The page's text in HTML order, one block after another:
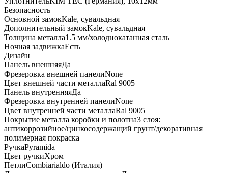
Безопасность
Основной замокKale, сувальдная
Дополнительный замокKale, сувальдная
Толщина металла1.5 мм/холоднокатанная сталь
Ночная задвижкаЕсть
Дизайн
Панель внешняяДа
Фрезеровка внешней панелиNone
Цвет внешней части металлаRal 9005
Панель внутренняяДа
Фрезеровка внутренней панелиNone
Цвет внутренней части металлаRal 9005
Покрытие металла коробки и полотна3 слоя:
антикоррозийное/цинкосодержащий грунт/декоративная
полимерная покраска
РучкаPyramida
Цвет ручкиХром
ПетлиCombiarialdo (Италия)